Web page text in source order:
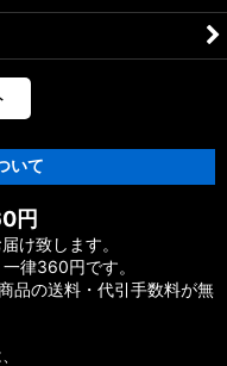
いて
円
け致します。
律360円です。
品の送料・代引手数料が無